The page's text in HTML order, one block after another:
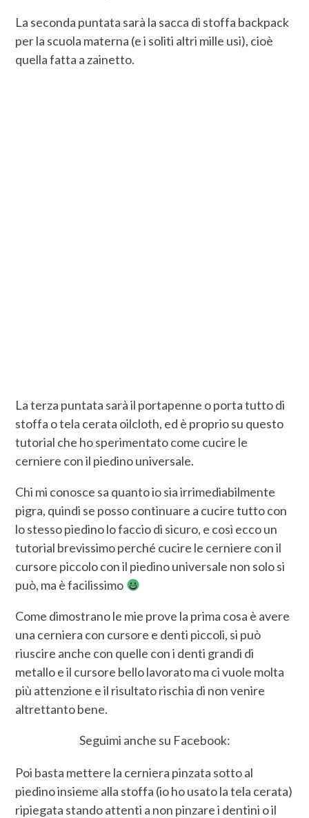
La seconda puntata sarà la sacca di stoffa backpack
per la scuola materna (e i soliti altri mille usi), cioè
quella fatta a zainetto.
La terza puntata sarà il portapenne o porta tutto di
stoffa o tela cerata oilcloth, ed è proprio su questo
tutorial che ho sperimentato come cucire le
cerniere con il piedino universale.
Chi mi conosce sa quanto io sia irrimediabilmente
pigra, quindi se posso continuare a cucire tutto con
lo stesso piedino lo faccio di sicuro, e così ecco un
tutorial brevissimo perché cucire le cerniere con il
cursore piccolo con il piedino universale non solo si
può, ma è facilissimo
Come dimostrano le mie prove la prima cosa è avere
una cerniera con cursore e denti piccoli, si può
riuscire anche con quelle con i denti grandi di
metallo e il cursore bello lavorato ma ci vuole molta
più attenzione e il risultato rischia di non venire
altrettanto bene.
Seguimi anche su Facebook:
Poi basta mettere la cerniera pinzata sotto al
piedino insieme alla stoffa (io ho usato la tela cerata)
ripiegata stando attenti a non pinzare i dentini o il